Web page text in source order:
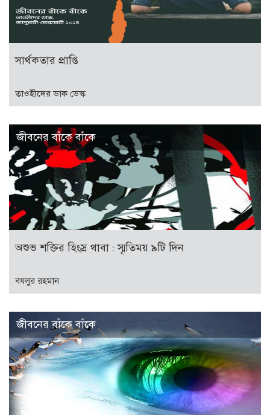
সার্থকতার প্রাপ্তি
তাওহীদের ডাক ডেস্ক
জীবনের বাঁকে বাঁকে
অশুভ শক্তির হিংস্র থাবা : স্মৃতিময় ৯টি দিন
বযলুর রহমান
জীবনের বাঁকে বাঁকে